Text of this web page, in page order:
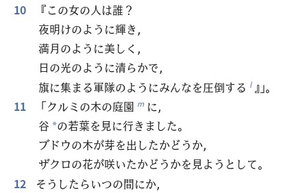
10
『この女の人は誰？
夜明けのように輝き，
満月のように美しく，
日の光のように清らかで，
旗に集まる軍隊のようにみんなを圧倒する l 』」。
11
「クルミの木の庭園 m に，
谷 *の若葉を見に行きました。
ブドウの木が芽を出したかどうか，
ザクロの花が咲いたかどうかを見ようとして。
12
そうしたらいつの間にか，